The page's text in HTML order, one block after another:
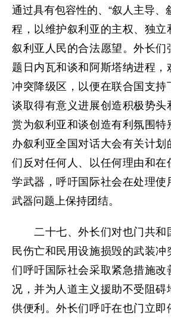
通过具有包容性的、“叙人主导、
程，以维护叙利亚的主权、独立
叙利亚人民的合法愿望。外长们
题日内瓦和谈和阿斯塔纳进程，
冲突降级区，以便在联合国支持
谈取得有意义进展创造积极势头
赏为叙利亚和谈创造有利氛围特
办叙利亚全国对话大会有关计划
们反对任何人、以任何理由和在
学武器，呼吁国际社会在处理使
武器问题上保持团结。
二十七、外长们对也门共和
民伤亡和民用设施损毁的武装冲
们呼吁国际社会采取紧急措施改
况，并为人道主义援助不受阻碍
供便利。外长们呼吁在也门立即